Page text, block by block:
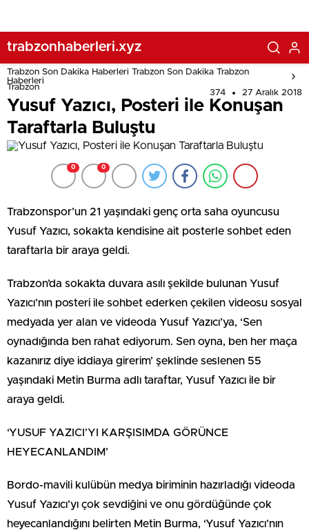
trabzonhaberleri.xyz
Trabzon Son Dakika Haberleri Trabzon Son Dakika Trabzon
Haberleri
Trabzon
374 27 Aralık 2018
Yusuf Yazıcı, Posteri ile Konuşan
Taraftarla Buluştu
0 0
Trabzonspor’un 21 yaşındaki genç orta saha oyuncusu
Yusuf Yazıcı, sokakta kendisine ait posterle sohbet eden
taraftarla bir araya geldi.
Trabzon’da sokakta duvara asılı şekilde bulunan Yusuf
Yazıcı’nın posteri ile sohbet ederken çekilen videosu sosyal
medyada yer alan ve videoda Yusuf Yazıcı’ya, ‘Sen
oynadığında ben rahat ediyorum. Sen oyna, ben her maça
kazanırız diye iddiaya girerim’ şeklinde seslenen 55
yaşındaki Metin Burma adlı taraftar, Yusuf Yazıcı ile bir
araya geldi.
‘YUSUF YAZICI’YI KARŞISIMDA GÖRÜNCE
HEYECANLANDIM’
Bordo-mavili kulübün medya biriminin hazırladığı videoda
Yusuf Yazıcı’yı çok sevdiğini ve onu gördüğünde çok
heyecanlandığını belirten Metin Burma, ‘Yusuf Yazıcı’nın